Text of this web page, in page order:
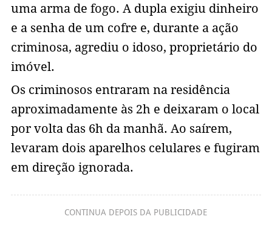
uma arma de fogo. A dupla exigiu dinheiro
e a senha de um cofre e, durante a ação
criminosa, agrediu o idoso, proprietário do
imóvel.
Os criminosos entraram na residência
aproximadamente às 2h e deixaram o local
por volta das 6h da manhã. Ao saírem,
levaram dois aparelhos celulares e fugiram
em direção ignorada.
CONTINUA DEPOIS DA PUBLICIDADE